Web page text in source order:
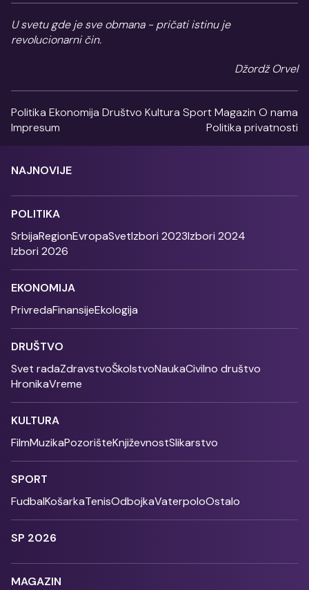
U svetu gde je sve obmana - pričati istinu je
revolucionarni čin.
Džordž Orvel
Politika Ekonomija Društvo Kultura SportMagazin O nama
Impresum
Politika privatnosti
NAJNOVIJE
POLITIKA
SrbijaRegionEvropaSvetIzbori 2023Izbori 2024
Izbori 2026
EKONOMIJA
PrivredaFinansijeEkologija
DRUŠTVO
Svet radaZdravstvoŠkolstvoNaukaCivilno društvo
HronikaVreme
KULTURA
FilmMuzikaPozorišteKnjiževnostSlikarstvo
SPORT
FudbalKošarkaTenisOdbojkaVaterpoloOstalo
SP 2026
MAGAZIN